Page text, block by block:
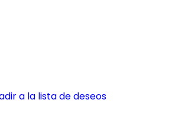
a la lista de deseos